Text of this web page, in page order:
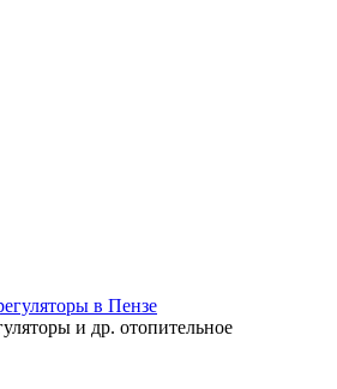
и др. отопительное